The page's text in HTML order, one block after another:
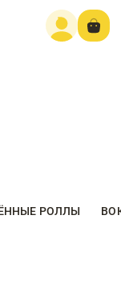
РОЛЛЫ